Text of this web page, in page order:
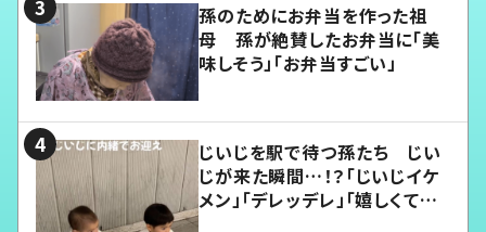
孫のためにお弁当を作った祖
母 孫が絶賛したお弁当に「美
味しそう」「お弁当すごい」
じいじを駅で待つ孫たち じい
じが来た瞬間…！？「じいじイケ
メン」「デレッデレ」「嬉しくて可